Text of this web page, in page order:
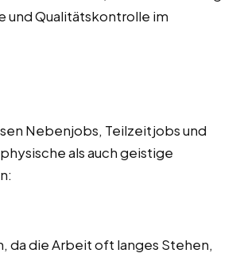
und Qualitätskontrolle im
Nebenjobs, Teilzeitjobs und
als auch geistige
da die Arbeit oft langes Stehen,